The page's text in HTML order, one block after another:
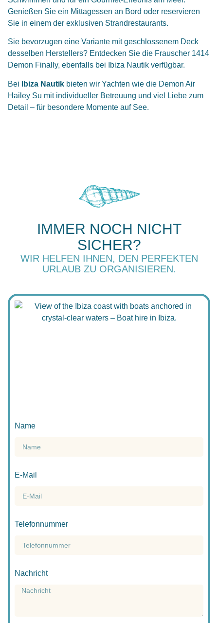
Genießen Sie ein Mittagessen an Bord oder reservieren
Sie in einem der exklusiven Strandrestaurants.
Sie bevorzugen eine Variante mit geschlossenem Deck
desselben Herstellers? Entdecken Sie die Frauscher 1414
Demon Finally, ebenfalls bei Ibiza Nautik verfügbar.
Bei Ibiza Nautik bieten wir Yachten wie die Demon Air
Hailey Su mit individueller Betreuung und viel Liebe zum
Detail – für besondere Momente auf See.
IMMER NOCH NICHT
SICHER?
WIR HELFEN IHNEN, DEN PERFEKTEN
URLAUB ZU ORGANISIEREN.
Name
E-Mail
Telefonnummer
Nachricht